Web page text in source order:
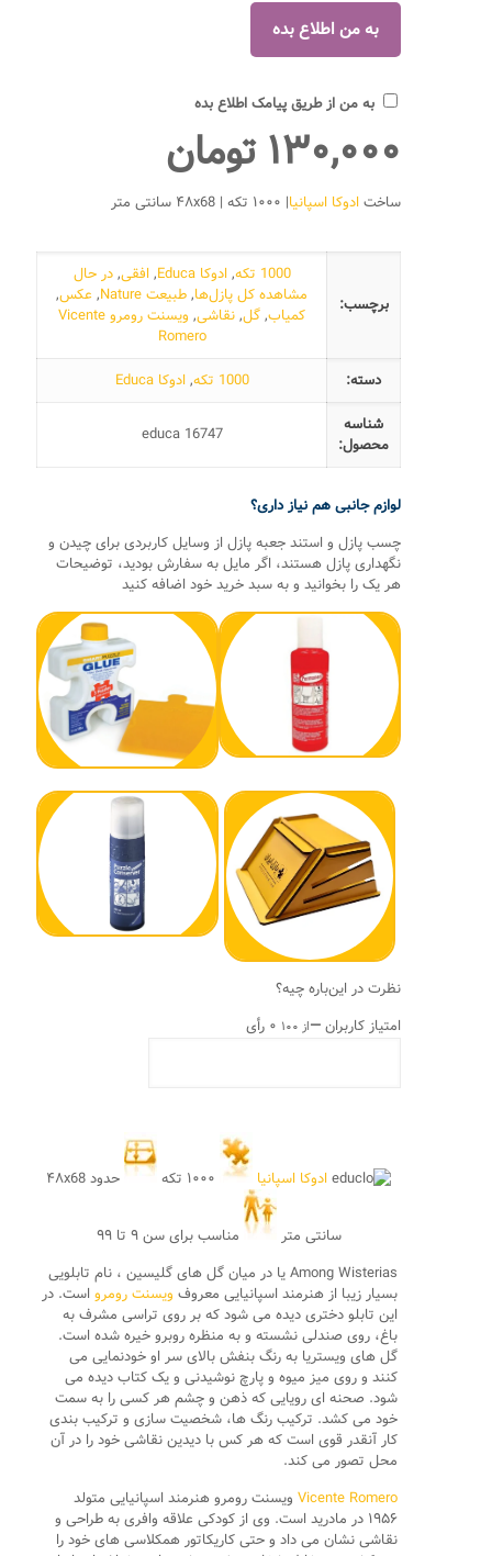
به من از طریق پیامک اطلاع بده
۱۳۰,۰۰۰ تومان
ساختادوکا اسپانیا| ۱۰۰۰ تکه | ۴۸x68 سانتی متر
برچسب:
1000 تکه ,ادوکا Educa ,افقی,در حال
مشاهده کل پازل‌ها,طبیعت Nature , عکس,
کمیاب,گل,نقاشی,
ویسنت رومرو Vicente
Romero
دسته:
1000 تکه ,ادوکا Educa
شناسه
محصول:
educa 16747
لوازم جانبی هم نیاز داری؟
چسب پازل و استند جعبه پازل از وسایل کاربردی برای چیدن و
نگهداری پازل هستند، اگر مایل به سفارش بودید، توضیحات
هر یک را بخوانید و به سبد خرید خود اضافه کنید
نظرت در این‌باره چیه؟
امتیاز کاربران—از ۱۰۰ ۰ رأی
ادوکا اسپانیا حدود ۴۸x68
سانتی متر
مناسب برای سن ۹ تا ۹۹
Among Wisterias یا در میان گل های گلیسین ، نام تابلویی
بسیار زیبا از هنرمند اسپانیایی معروف ویسنت رومرو است. در
این تابلو دختری دیده می شود که بر روی تراسی مشرف به
باغ، روی صندلی نشسته و به منظره روبرو خیره شده است.
گل های ویستریا به رنگ بنفش بالای سر او خودنمایی می
کنند و روی میز میوه و پارچ نوشیدنی و یک کتاب دیده می
شود. صحنه ای رویایی که ذهن و چشم هر کسی را به سمت
خود می کشد. ترکیب رنگ ها، شخصیت سازی و ترکیب بندی
کار آنقدر قوی است که هر کس با دیدین نقاشی خود را در آن
محل تصور می کند.
Vicente Romero ویسنت رومرو هنرمند اسپانیایی متولد
۱۹۵۶ در مادرید است. وی از کودکی علاقه وافری به طراحی و
نقاشی نشان می داد و حتی کاریکاتور همکلاسی های خود را